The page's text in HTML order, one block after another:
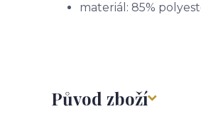
materiál: 85%
Původ zboží